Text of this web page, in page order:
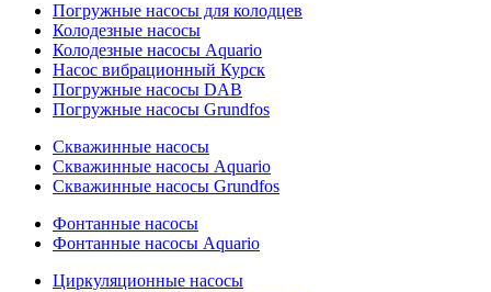
Погружные насосы для колодцев
Колодезные насосы
Колодезные насосы Aquario
Насос вибрационный Курск
Погружные насосы DAB
Погружные насосы Grundfos
Скважинные насосы
Скважинные насосы Aquario
Скважинные насосы Grundfos
Фонтанные насосы
Фонтанные насосы Aquario
Циркуляционные насосы